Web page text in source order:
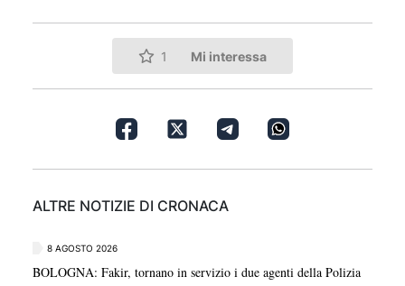
1 Mi interessa
ALTRE NOTIZIE DI CRONACA
8 AGOSTO 2026
BOLOGNA: Fakir, tornano in servizio i due agenti della Polizia